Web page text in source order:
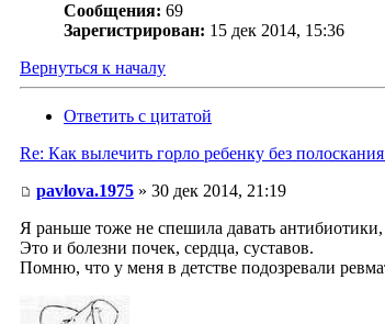
Сообщения: 69
Зарегистрирован: 15 дек 2014, 15:36
Вернуться к началу
Ответить с цитатой
Re: Как вылечить горло ребенку без
pavlova.1975 » 30 дек 2014, 21:19
Я раньше тоже не спешила давать
Это и болезни почек, сердца, суставов.
Помню, что у меня в детстве подозревали